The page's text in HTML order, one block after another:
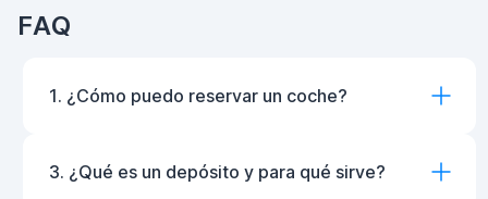
FAQ
1. ¿Cómo puedo reservar un coche?
3. ¿Qué es un depósito y para qué sirve?